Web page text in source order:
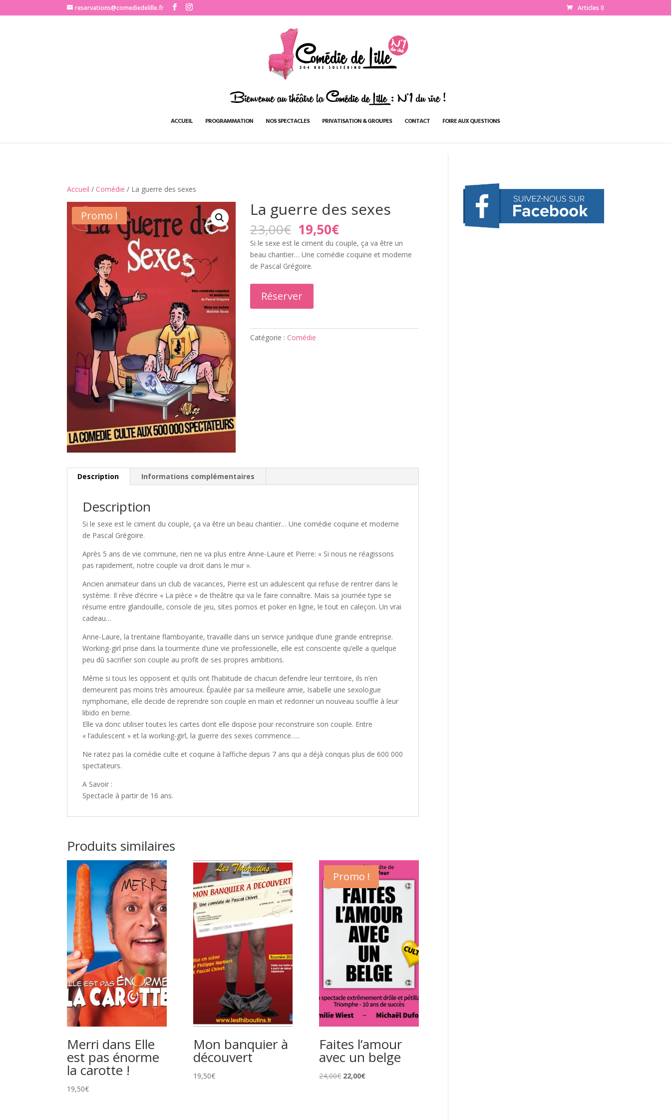
http://www.comediedelille.frreservations@comediedelille.fr Articles 0
ACCUEIL PROGRAMMATION NOS SPECTACLES PRIVATISATION & GROUPES CONTACT FOIRE AUX QUESTIONS
Accueil / Comédie / La guerre des sexes
Promo ! La guerre des sexes
23,00€ Le
prix
initial
était :
23,00€.
19,50€Le
prix
actuel
est :
Si le sexe est le ciment du couple, ça va être un
beau chantier… Une comédie coquine et moderne
de Pascal Grégoire.
Réserver
Catégorie : Comédie
Description Informations complémentaires
Description
Si le sexe est le ciment du couple, ça va être un beau chantier… Une comédie coquine et moderne
de Pascal Grégoire.
Après 5 ans de vie commune, rien ne va plus entre Anne-Laure et Pierre: « Si nous ne réagissons
pas rapidement, notre couple va droit dans le mur ».
Ancien animateur dans un club de vacances, Pierre est un adulescent qui refuse de rentrer dans le
système. Il rêve d’écrire « La pièce » de theâtre qui va le faire connaître. Mais sa journée type se
résume entre glandouille, console de jeu, sites pornos et poker en ligne, le tout en caleçon. Un vrai
cadeau…
Anne-Laure, la trentaine flamboyante, travaille dans un service juridique d’une grande entreprise.
Working-girl prise dans la tourmente d’une vie professionelle, elle est consciente qu’elle a quelque
peu dû sacrifier son couple au profit de ses propres ambitions.
Même si tous les opposent et qu’ils ont l’habitude de chacun defendre leur territoire, ils n’en
demeurent pas moins très amoureux. Épaulée par sa meilleure amie, Isabelle une sexologue
nymphomane, elle decide de reprendre son couple en main et redonner un nouveau souffle à leur
libido en berne.
Elle va donc utiliser toutes les cartes dont elle dispose pour reconstruire son couple. Entre
« l’adulescent » et la working-girl, la guerre des sexes commence…..
Ne ratez pas la comédie culte et coquine à l’affiche depuis 7 ans qui a déjà conquis plus de 600 000
spectateurs.
A Savoir :
Spectacle à partir de 16 ans.
Produits similaires
Merri dans Elle
est pas énorme
la carotte !
19,50€
Mon banquier à
découvert
19,50€
Promo !
Faites l’amour
avec un belge
24,00€ Le
22,00€Le